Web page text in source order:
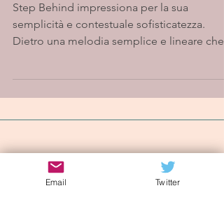
Step Behind impressiona per la sua
semplicità e contestuale sofisticatezza.
Dietro una melodia semplice e lineare che
Iscriviti alla mailing list
Email Twitter